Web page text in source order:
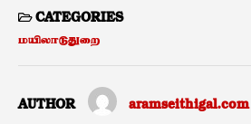
CATEGORIES
மயிலாடுதுறை
AUTHOR aramseithigal.com